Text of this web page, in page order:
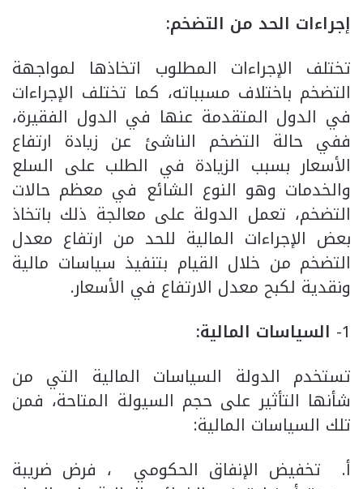
إجراءات الحد من التضخم:
تختلف الإجراءات المطلوب اتخاذها لمواجهة
التضخم باختلاف مسبباته، كما تختلف الإجراءات
في الدول المتقدمة عنها في الدول الفقيرة،
ففي حالة التضخم الناشئ عن زيادة ارتفاع
الأسعار بسبب الزيادة في الطلب على السلع
والخدمات وهو النوع الشائع في معظم حالات
التضخم، تعمل الدولة على معالجة ذلك باتخاذ
بعض الإجراءات المالية للحد من ارتفاع معدل
التضخم من خلال القيام بتنفيذ سياسات مالية
ونقدية لكبح معدل الارتفاع في الأسعار.
1- السياسات المالية:
تستخدم الدولة السياسات المالية التي من
شأنها التأثير على حجم السيولة المتاحة، فمن
تلك السياسات المالية:
‌أ. تخفيض الإنفاق الحكومي ، فرض ضريبة